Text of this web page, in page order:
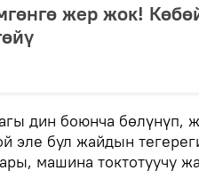
жер жок!
дин боюнча бөлүнүп,
эле бул жайдын
машина токтотуучу